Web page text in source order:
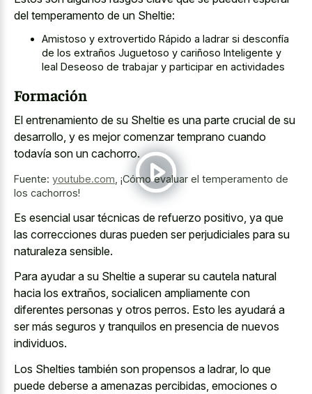
del temperamento de un Sheltie:
Amistoso y extrovertido Rápido a ladrar si desconfía
de los extraños Juguetoso y cariñoso Inteligente y
leal Deseoso de trabajar y participar en actividades
Formación
El entrenamiento de su Sheltie es una parte crucial de su
desarrollo, y es mejor comenzar temprano cuando
todavía son un cachorro.
Fuente: youtube.com, ¡Cómo evaluar el temperamento de
los cachorros!
Es esencial usar técnicas de refuerzo positivo, ya que
las correcciones duras pueden ser perjudiciales para su
naturaleza sensible.
Para ayudar a su Sheltie a superar su cautela natural
hacia los extraños, socialicen ampliamente con
diferentes personas y otros perros. Esto les ayudará a
ser más seguros y tranquilos en presencia de nuevos
individuos.
Los Shelties también son propensos a ladrar, lo que
puede deberse a amenazas percibidas, emociones o